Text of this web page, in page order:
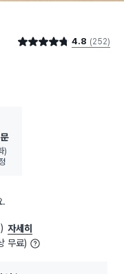
별점 4.8점 4.8 (252)
)
.
자세히
무료)